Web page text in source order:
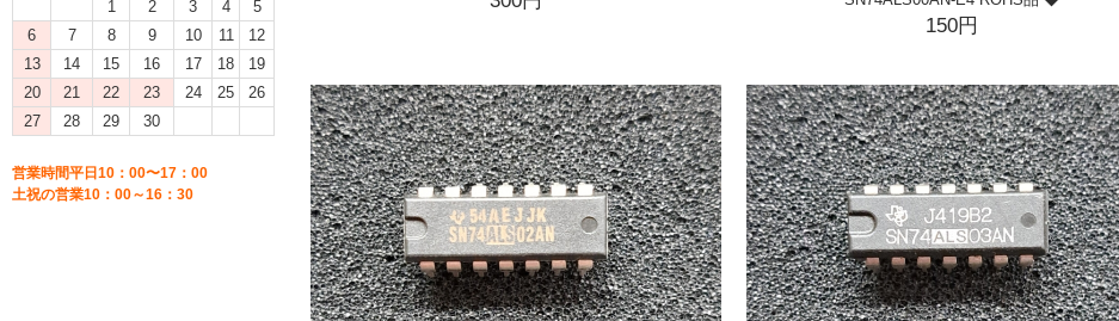
1 2 3 4
5
6
7 8 9 10 11
12
13
14 15 16 17 18
19
20
21 22 23 24 25
26
27
28 29 30
営業時間平日10：00〜17：00
土祝の営業10：00～16：30
150円